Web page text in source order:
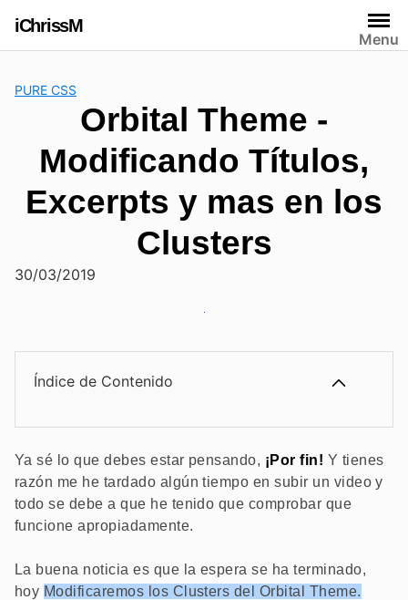
contenido
iChrissM
Menu
PURE CSS
Modificando Títulos,
Excerpts y mas en los
Clusters
30/03/2019
Índice de Contenido
Ya sé lo que debes estar pensando, ¡Por fin! Y tienes
razón me he tardado algún tiempo en subir un video y
todo se debe a que he tenido que comprobar que
funcione apropiadamente.
La buena noticia es que la espera se ha terminado,
hoy Modificaremos los Clusters del Orbital Theme.